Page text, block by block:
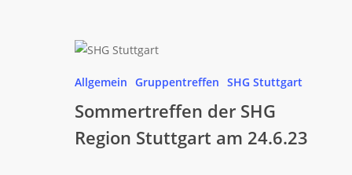
Sommertreffen
SHG
Region
Stuttgart
Allgemein Gruppentreffen SHG Stuttgart
Sommertreffen der SHG
Region Stuttgart am 24.6.23